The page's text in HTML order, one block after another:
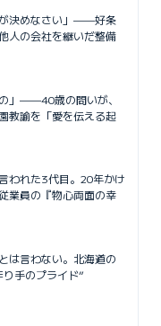
が決めなさい」——好条
人の会社を継いだ整備
」——40歳の問いが、
教諭を「愛を伝える起
われた3代目。20年かけ
業員の『物心両面の幸
は言わない。北海道の
手のプライド”